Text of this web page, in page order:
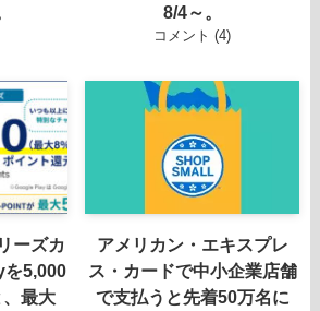
8/4～。
コメント (4)
ーズカ
5,000
、最大
アメリカン・エキスプレ
ス・カードで中小企業店舗
で支払うと先着50万名に